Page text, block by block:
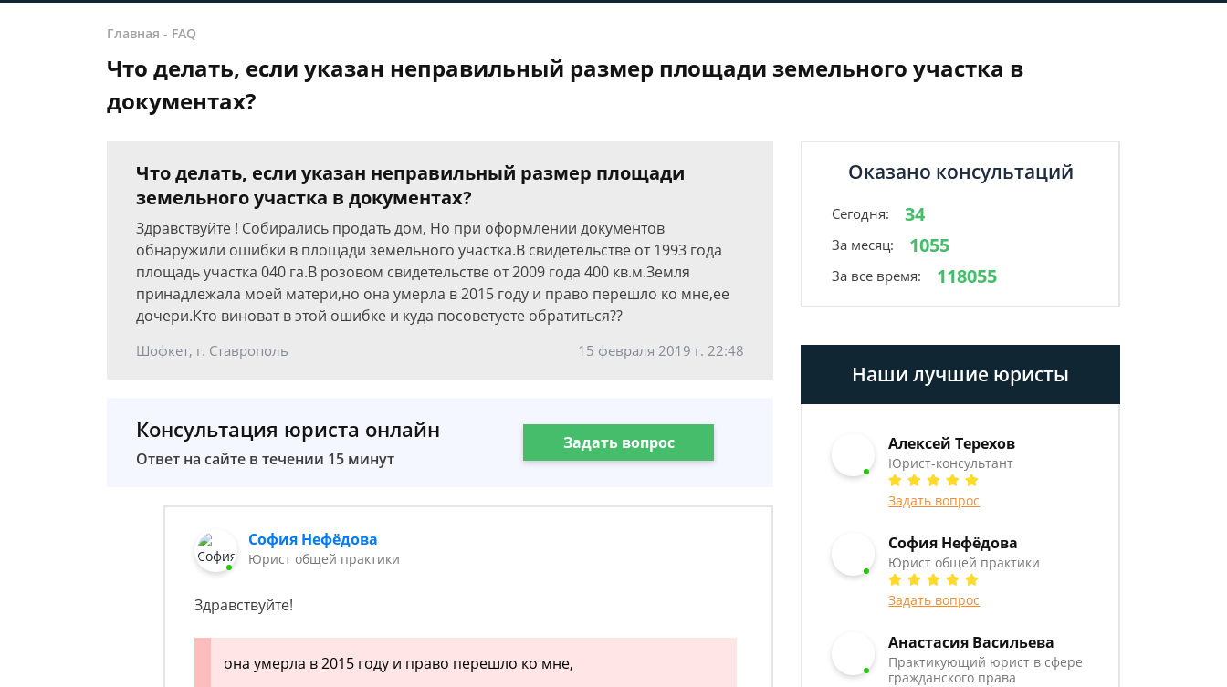
Главная - FAQ
Что делать, если указан неправильный размер площади земельного участка в
документах?
Что делать, если указан неправильный размер площади
земельного участка в документах?
Здравствуйте ! Собирались продать дом, Но при оформлении документов
обнаружили ошибки в площади земельного участка.В свидетельстве от 1993 года
площадь участка 040 га.В розовом свидетельстве от 2009 года 400 кв.м.Земля
принадлежала моей матери,но она умерла в 2015 году и право перешло ко мне,ее
дочери.Кто виноват в этой ошибке и куда посоветуете обратиться??
Шофкет, г. Ставрополь 15 февраля 2019 г. 22:48
Консультация юриста онлайн
Ответ на сайте в течении 15 минут
Задать вопрос
София Нефёдова
Юрист общей практики
Здравствуйте!
она умерла в 2015 году и право перешло ко мне,
Оказано консультаций
Сегодня: 34
За месяц: 1055
За все время: 118055
Наши лучшие юристы
Алексей Терехов
Юрист-консультант
Задать вопрос
София Нефёдова
Юрист общей практики
Задать вопрос
Анастасия Васильева
Практикующий юрист в сфере
гражданского права